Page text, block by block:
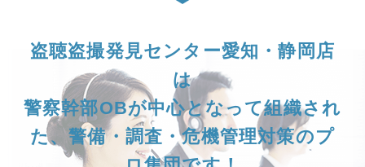
盗聴盗撮発見センター愛知・静岡店
は
警察幹部OBが中心となって組織され
た、警備・調査・危機管理対策のプ